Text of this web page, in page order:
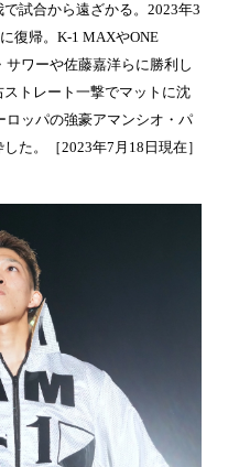
試合から遠ざかる。2023年3
復帰。K-1 MAXやONE
サワーや佐藤嘉洋らに勝利し
トレート一撃でマットに沈
ロッパの強豪アマンシオ・パ
た。［2023年7月18日現在］